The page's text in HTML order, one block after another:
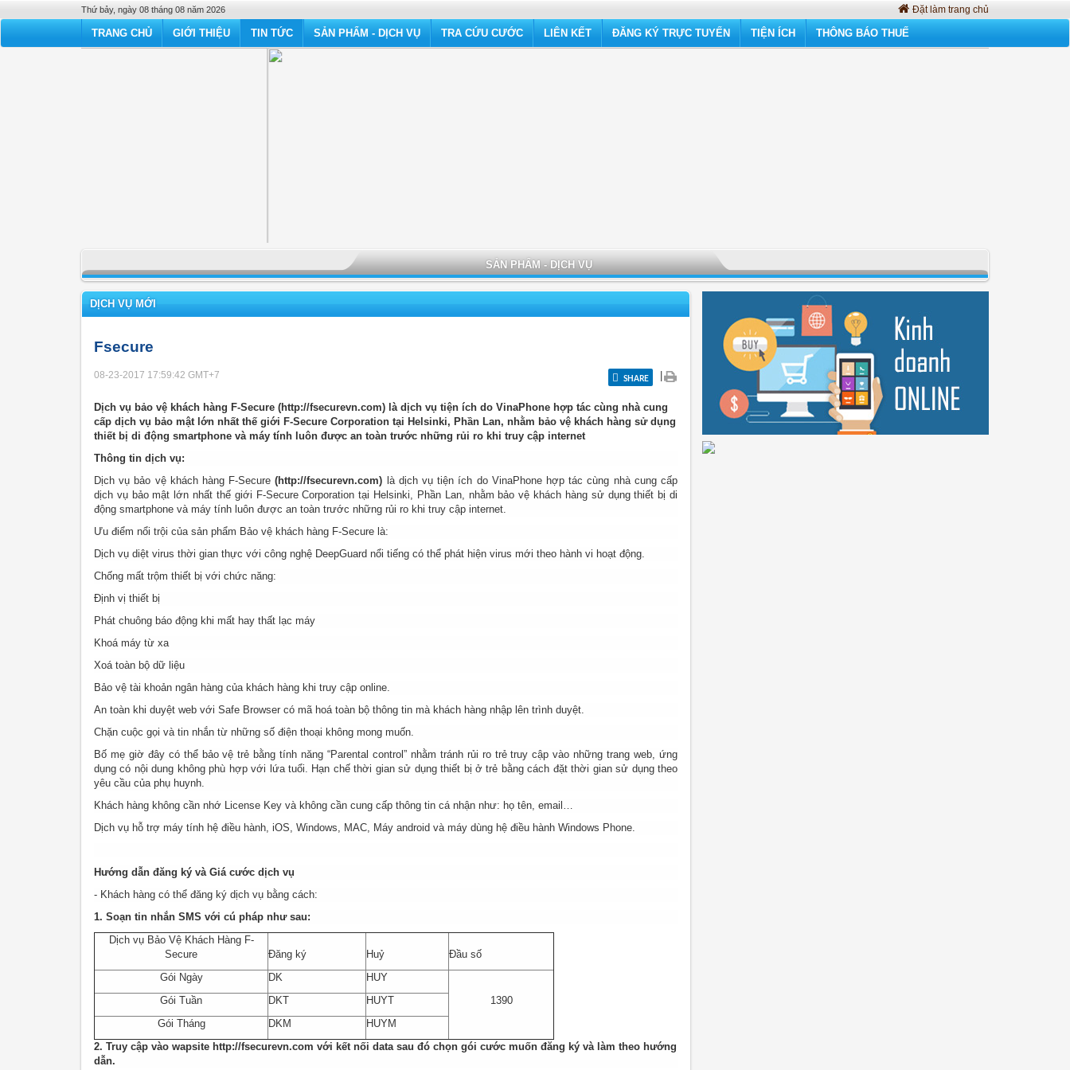
Thứ bảy, ngày 08 tháng 08 năm 2026 Đặt làm trang chủ
TRANG CHỦ GIỚI THIỆU TIN TỨC SẢN PHẨM - DỊCH VỤ TRA CỨU CƯỚC LIÊN KẾT ĐĂNG KÝ TRỰC TUYẾN TIỆN ÍCH THÔNG BÁO THUẾ
SẢN PHẨM - DỊCH VỤ
DỊCH VỤ MỚI
Fsecure
08-23-2017 17:59:42 GMT+7 SHARE
Dịch vụ bảo vệ khách hàng F-Secure (http://fsecurevn.com) là dịch vụ tiện ích do VinaPhone hợp tác cùng nhà cung
cấp dịch vụ bảo mật lớn nhất thế giới F-Secure Corporation tại Helsinki, Phần Lan, nhằm bảo vệ khách hàng sử dụng
thiết bị di động smartphone và máy tính luôn được an toàn trước những rủi ro khi truy cập internet
Thông tin dịch vụ:
Dịch vụ bảo vệ khách hàng F-Secure(http://fsecurevn.com) là dịch vụ tiện ích do VinaPhone hợp tác cùng nhà cung cấp
dịch vụ bảo mật lớn nhất thế giới F-Secure Corporation tại Helsinki, Phần Lan, nhằm bảo vệ khách hàng sử dụng thiết bị di
động smartphone và máy tính luôn được an toàn trước những rủi ro khi truy cập internet.
Ưu điểm nổi trội của sản phẩm Bảo vệ khách hàng F-Secure là:
Dịch vụ diệt virus thời gian thực với công nghệ DeepGuard nổi tiếng có thể phát hiện virus mới theo hành vi hoạt động.
Chống mất trộm thiết bị với chức năng:
Định vị thiết bị
Phát chuông báo động khi mất hay thất lạc máy
Khoá máy từ xa
Xoá toàn bộ dữ liệu
Bảo vệ tài khoản ngân hàng của khách hàng khi truy cập online.
An toàn khi duyệt web với Safe Browser có mã hoá toàn bộ thông tin mà khách hàng nhập lên trình duyệt.
Chặn cuộc gọi và tin nhắn từ những số điện thoại không mong muốn.
Bố mẹ giờ đây có thể bảo vệ trẻ bằng tính năng “Parental control” nhằm tránh rủi ro trẻ truy cập vào những trang web, ứng
dụng có nội dung không phù hợp với lứa tuổi. Hạn chế thời gian sử dụng thiết bị ở trẻ bằng cách đặt thời gian sử dụng theo
yêu cầu của phụ huynh.
Khách hàng không cần nhớ License Key và không cần cung cấp thông tin cá nhận như: họ tên, email…
Dịch vụ hỗ trợ máy tính hệ điều hành, iOS, Windows, MAC, Máy android và máy dùng hệ điều hành Windows Phone.
Hướng dẫn đăng ký và Giá cước dịch vụ
- Khách hàng có thể đăng ký dịch vụ bằng cách:
1. Soạn tin nhắn SMS với cú pháp như sau:
Dịch vụ Bảo Vệ Khách Hàng F-
Secure
Đăng ký Huỷ
Đầu số
Gói Ngày
DK
HUY
1390
Gói Tuần DKT
HUYT
Gói Tháng
DKM
HUYM
2. Truy cập vào wapsite http://fsecurevn.com với kết nối data sau đó chọn gói cước muốn đăng ký và làm theo hướng
dẫn.